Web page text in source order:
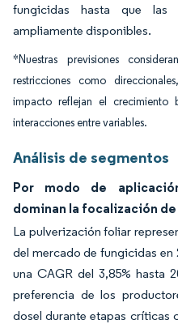
fungicidas hasta que las
ampliamente disponibles.
*Nuestras previsiones
restricciones como
impacto reflejan el
interacciones entre variables.
Análisis de segmentos
Por modo de
dominan la focalización
La pulverización foliar
del mercado de fungicidas en
una CAGR del 3,85% hasta
preferencia de los
dosel durante etapas críticas